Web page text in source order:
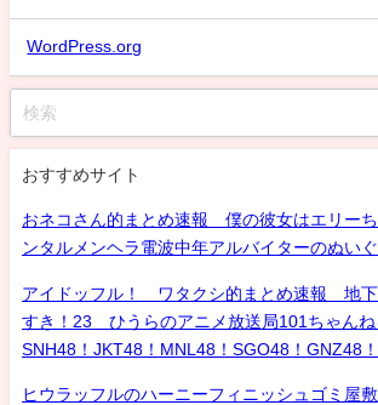
WordPress.org
おすすめサイト
おネコさん的まとめ速報 僕の彼女はエリー
ンタルメンヘラ電波中年アルバイターのぬい
アイドッフル！ ワタクシ的まとめ速報 地下
すき！23 ひうらのアニメ放送局101ちゃん
SNH48！JKT48！MNL48！SGO48！GNZ48
ヒウラッフルのハーニーフィニッシュゴミ屋